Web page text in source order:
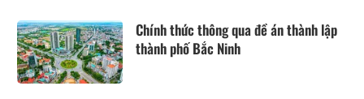
Chính thức thông qua đề án thành lập
thành phố Bắc Ninh